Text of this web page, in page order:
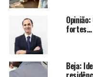
fortes…
Beja: